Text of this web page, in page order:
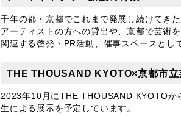
千年の都・京都でこれまで発展し続けてき
アーティストの方への貸出や、京都で芸術
関連する啓発・PR活動、催事スペースとし
THE THOUSAND KYOTO×京都市
2023年10月にTHE THOUSAND KYOTOか
生による展示を予定しています。